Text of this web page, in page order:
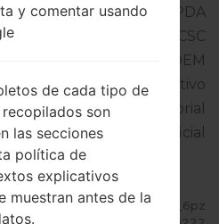
viene con la versión PDA
y la versión CSC
de MODEM
del sistema operativo
KitKat 4.4.2. Tutorial
el firmware oficial
aquí
G3568V_1_20170321163652_6pz
y comentar usando
de cada tipo de
son
las secciones
política de
explicativos
muestran antes de la